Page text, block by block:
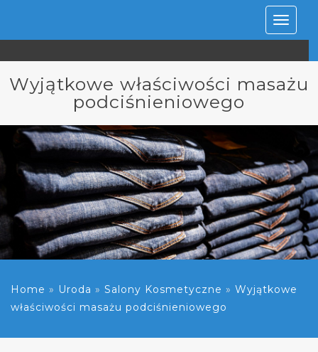
Rozwiń
Wyjątkowe właściwości masażu
podciśnieniowego
Home » Uroda » Salony Kosmetyczne » Wyjątkowe
właściwości masażu podciśnieniowego